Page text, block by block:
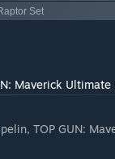
Set
Maverick
TOP GUN: